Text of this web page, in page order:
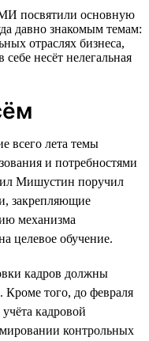
посвятили основную
давно знакомым темам:
отраслях бизнеса,
несёт нелегальная
всего лета темы
и потребностями
Мишустин поручил
закрепляющие
механизма
целевое обучение.
кадров должны
Кроме того, до февраля
кадровой
контрольных